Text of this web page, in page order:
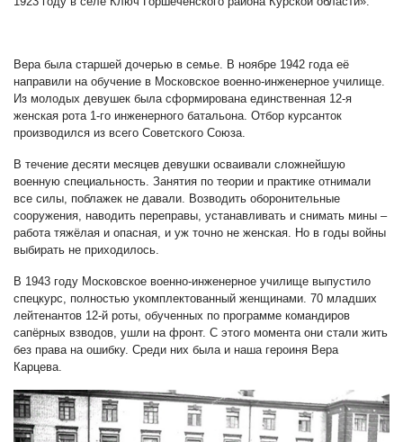
Вера была старшей дочерью в семье. В ноябре 1942 года её
направили на обучение в Московское военно-инженерное училище.
Из молодых девушек была сформирована единственная 12-я
женская рота 1-го инженерного батальона. Отбор курсанток
производился из всего Советского Союза.
В течение десяти месяцев девушки осваивали сложнейшую
военную специальность. Занятия по теории и практике отнимали
все силы, поблажек не давали. Возводить оборонительные
сооружения, наводить переправы, устанавливать и снимать мины –
работа тяжёлая и опасная, и уж точно не женская. Но в годы войны
выбирать не приходилось.
В 1943 году Московское военно-инженерное училище выпустило
спецкурс, полностью укомплектованный женщинами. 70 младших
лейтенантов 12-й роты, обученных по программе командиров
сапёрных взводов, ушли на фронт. С этого момента они стали жить
без права на ошибку. Среди них была и наша героиня Вера
Карцева.